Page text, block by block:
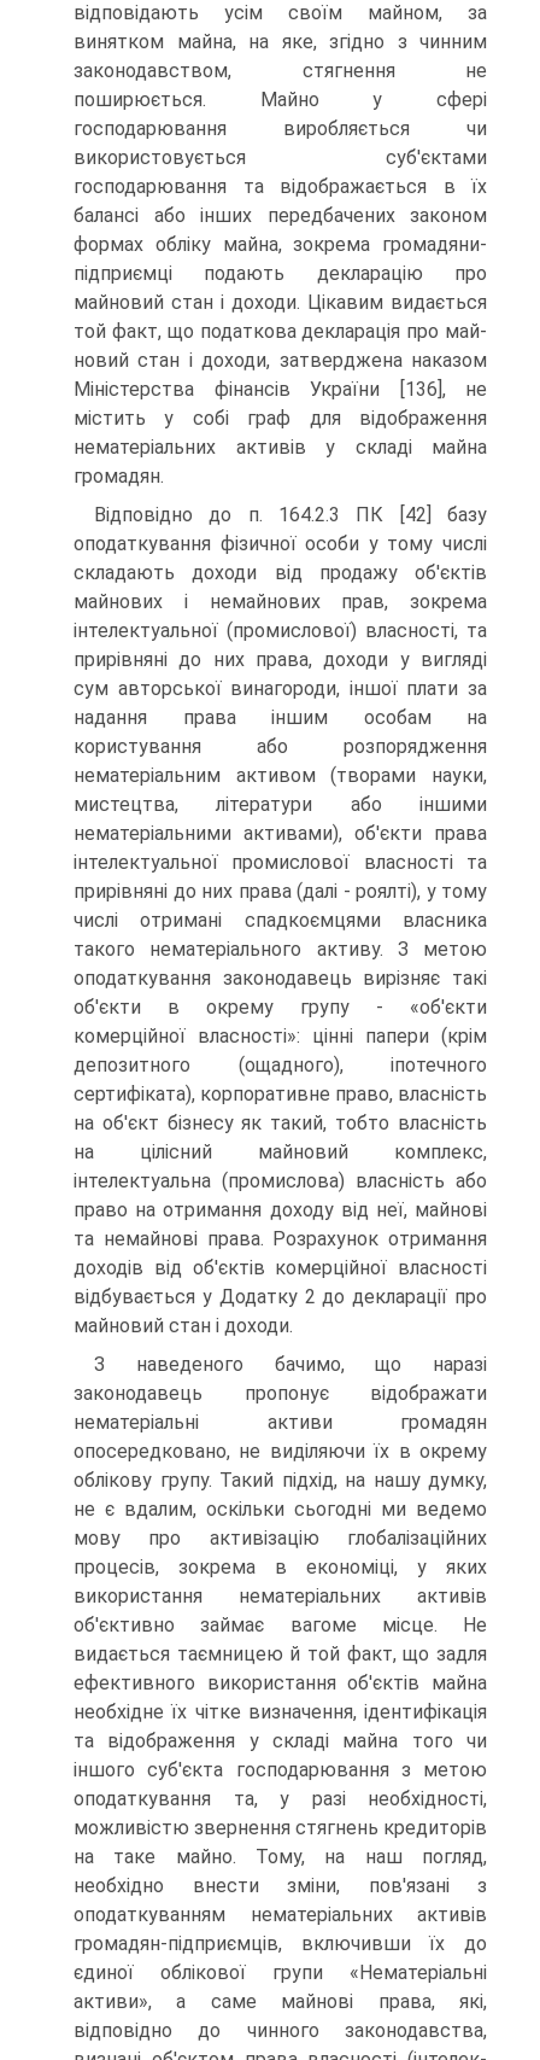
відповідають усім своїм майном, за
винятком майна, на яке, згідно з чинним
законодавством, стягнення не
поширюється. Майно у сфері
господарювання виробляється чи
використову­ється суб'єктами
господарювання та відображається в їх
балансі або інших передбачених законом
формах обліку майна, зокрема громадяни-
підприємці пода­ють декларацію про
майновий стан і доходи. Цікавим видається
той факт, що податкова декларація про май­
новий стан і доходи, затверджена наказом
Міністер­ства фінансів України [136], не
містить у собі граф для відображення
нематеріальних активів у складі майна
громадян.
Відповідно до п. 164.2.3 ПК [42] базу
оподаткуван­ня фізичної особи у тому числі
складають доходи від продажу об'єктів
майнових і немайнових прав, зокре­ма
інтелектуальної (промислової) власності, та
прирів­няні до них права, доходи у вигляді
сум авторської ви­нагороди, іншої плати за
надання права іншим особам на
користування або розпорядження
нематеріальним активом (творами науки,
мистецтва, літератури або іншими
нематеріальними активами), об'єкти права
інтелектуальної промислової власності та
прирівня­ні до них права (далі - роялті), у тому
числі отримані спадкоємцями власника
такого нематеріального ак­тиву. З метою
оподаткування законодавець вирізняє такі
об'єкти в окрему групу - «об'єкти
комерційної власності»: цінні папери (крім
депозитного (ощад­ного), іпотечного
сертифіката), корпоративне право, власність
на об'єкт бізнесу як такий, тобто власність
на цілісний майновий комплекс,
інтелектуальна (про­мислова) власність або
право на отримання доходу від неї, майнові
та немайнові права. Розрахунок отриман­ня
доходів від об'єктів комерційної власності
відбува­ється у Додатку 2 до декларації про
майновий стан і доходи.
З наведеного бачимо, що наразі
законодавець пропонує відображати
нематеріальні активи грома­дян
опосередковано, не виділяючи їх в окрему
облі­кову групу. Такий підхід, на нашу думку,
не є вдалим, оскільки сьогодні ми ведемо
мову про активізацію глобалізаційних
процесів, зокрема в економіці, у яких
використання нематеріальних активів
об'єктивно за­ймає вагоме місце. Не
видається таємницею й той факт, що задля
ефективного використання об'єктів майна
необхідне їх чітке визначення, ідентифікація
та відображення у складі майна того чи
іншого суб'єкта господарювання з метою
оподаткування та, у разі необхідності,
можливістю звернення стягнень креди­торів
на таке майно. Тому, на наш погляд,
необхідно внести зміни, пов'язані з
оподаткуванням нематері­альних активів
громадян-підприємців, включивши їх до
єдиної облікової групи «Нематеріальні
активи», а саме майнові права, які,
відповідно до чинного зако­нодавства,